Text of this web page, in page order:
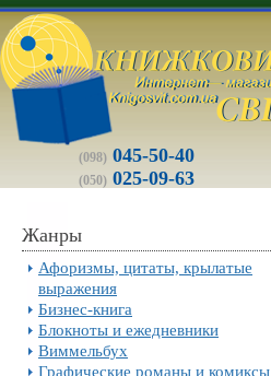
(098) 045-50-40
(050) 025-09-63
Жанры
Афоризмы, цитаты, крылатые
выражения
Бизнес-книга
Блокноты и ежедневники
Виммельбух
Графические романы и комиксы